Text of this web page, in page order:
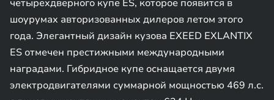
четырехдверного купе ES, которое появится в
шоурумах авторизованных дилеров летом этого
года. Элегантный дизайн кузова EXEED EXLANTIX
ES отмечен престижными международными
наградами. Гибридное купе оснащается двумя
электродвигателями суммарной мощностью 469 л.с.